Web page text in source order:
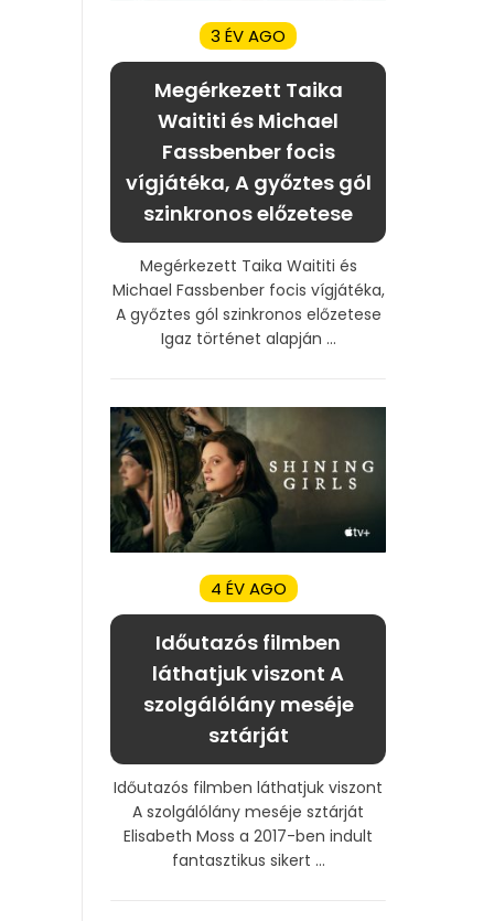
3 ÉV AGO
Megérkezett Taika
Waititi és Michael
Fassbenber focis
vígjátéka, A győztes gól
szinkronos előzetese
Megérkezett Taika Waititi és
Michael Fassbenber focis vígjátéka,
A győztes gól szinkronos előzetese
Igaz történet alapján ...
4 ÉV AGO
Időutazós filmben
láthatjuk viszont A
szolgálólány meséje
sztárját
Időutazós filmben láthatjuk viszont
A szolgálólány meséje sztárját
Elisabeth Moss a 2017-ben indult
fantasztikus sikert ...